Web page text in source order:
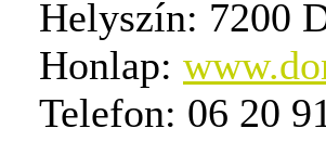
Helyszín: 7200
Honlap:
Telefon: 06 20